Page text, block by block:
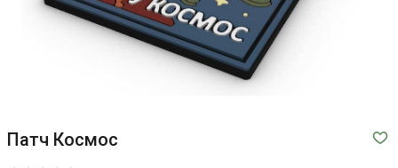
Патч Космос